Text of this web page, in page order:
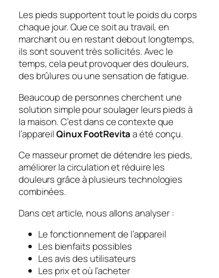
Les pieds supportent tout le poids du corps
chaque jour. Que ce soit au travail, en
marchant ou en restant debout longtemps,
ils sont souvent très sollicités. Avec le
temps, cela peut provoquer des douleurs,
des brûlures ou une sensation de fatigue.
Beaucoup de personnes cherchent une
solution simple pour soulager leurs pieds à
la maison. C’est dans ce contexte que
l’appareilQinux FootRevitaa été conçu.
Ce masseur promet de détendre les pieds,
améliorer la circulation et réduire les
douleurs grâce à plusieurs technologies
combinées.
Dans cet article, nous allons analyser :
Le fonctionnement de l’appareil
Les bienfaits possibles
Les avis des utilisateurs
Les prix et où l’acheter